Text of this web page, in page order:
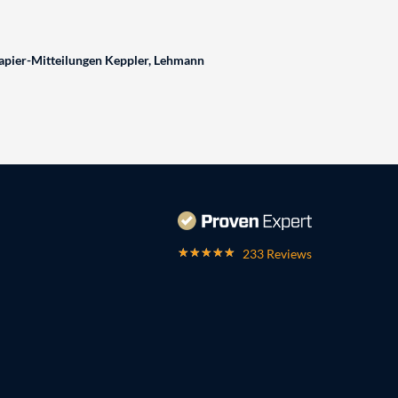
Mitteilungen Keppler, Lehmann
233 Reviews